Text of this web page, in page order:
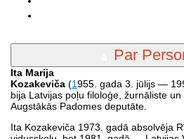
Par
Ita Marija
Kozakeviča (1955. gada 3. jūlijs —
bija Latvijas poļu filoloģe, žurnāliste
Augstākās Padomes deputāte.
Ita Kozakeviča 1973. gadā absolvēja